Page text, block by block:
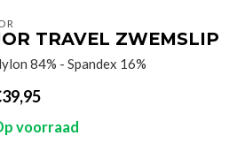
TRAVEL ZWEMSLIP
84% - Spandex 16%
voorraad